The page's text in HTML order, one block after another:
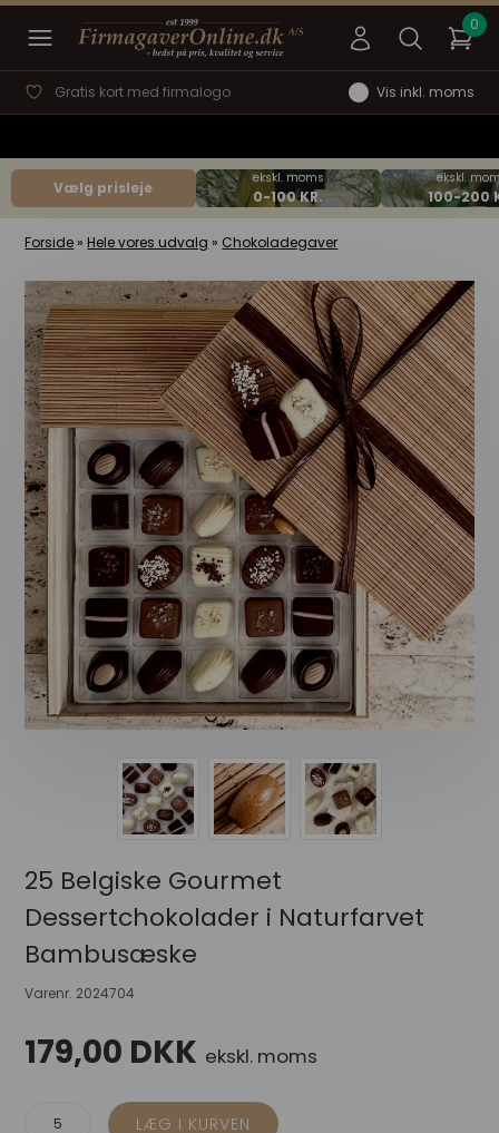
Gratis kort med firmalogo Vis inkl. moms
Vælg prisleje
Forside » Hele vores udvalg » Chokoladegaver
25 Belgiske Gourmet
Dessertchokolader i Naturfarvet
Bambusæske
Varenr. 2024704
179,00 DKK ekskl. moms